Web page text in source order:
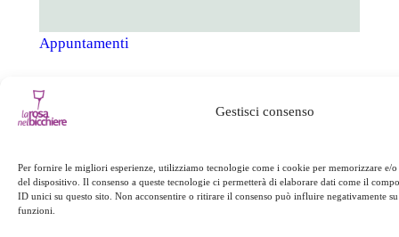
Gestisci consenso
Per fornire le migliori esperienze, utilizziamo tecnologie come i cookie per memorizzare e/
del dispositivo. Il consenso a queste tecnologie ci permetterà di elaborare dati come il
ID unici su questo sito. Non acconsentire o ritirare il consenso può influire negativamente
funzioni.
Appuntamenti
Successivo:Pranzo